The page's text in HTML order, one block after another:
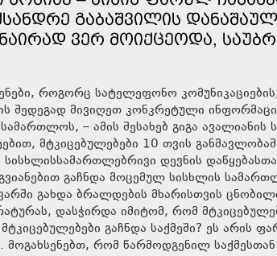
ᲒᲐᲑᲐᲨᲕᲘᲚᲘᲡ
ᲕᲔᲠ ᲛᲝᲘᲥᲪᲔᲝᲓᲐ,
როგორც სატელეფონო
შედეგად მივიღეთ კონკრეტული
– ამის შესახებ გიგა ავალიანის
მტკიცებულებები 10 თვის
დევნის
გაჩნდა მოცემულ სისხლის
გახდა ბრალდების მხარისთვის
დასჭირდა იმიტომ, რომ
გაჩნდა საქმეში? ეს არის
რომ წარმოდგენილ